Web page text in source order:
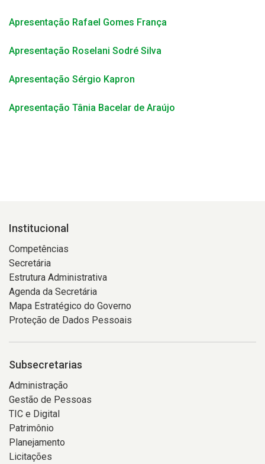
Apresentação Rafael Gomes França
Apresentação Roselani Sodré Silva
Apresentação Sérgio Kapron
Apresentação Tânia Bacelar de Araújo
Institucional
Competências
Secretária
Estrutura Administrativa
Agenda da Secretária
Mapa Estratégico do Governo
Proteção de Dados Pessoais
Subsecretarias
Administração
Gestão de Pessoas
TIC e Digital
Patrimônio
Planejamento
Licitações